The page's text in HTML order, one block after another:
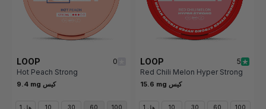
LOOP
0
Hot Peach Strong
9.4 mg كيس
1 هل
10
30
60
100
LOOP
5
Red Chili Melon Hyper Strong
15.6 mg كيس
1 هل
10
30
60
100